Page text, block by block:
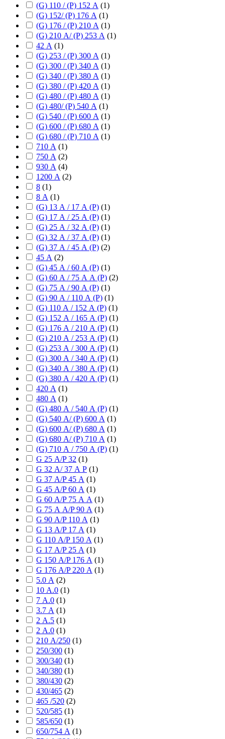
(G) 110 / (P) 152 А (1)
(G) 152/ (P) 176 А (1)
(G) 176 / (P) 210 А (1)
(G) 210 А/ (P) 253 А (1)
42 А (1)
(G) 253 / (P) 300 А (1)
(G) 300 / (P) 340 А (1)
(G) 340 / (P) 380 А (1)
(G) 380 / (P) 420 А (1)
(G) 480 / (P) 480 А (1)
(G) 480/ (P) 540 А (1)
(G) 540 / (P) 600 А (1)
(G) 600 / (P) 680 А (1)
(G) 680 / (P) 710 А (1)
710 А (1)
750 А (2)
930 А (4)
1200 А (2)
8 (1)
8 А (1)
(G) 13 А / 17 А (P) (1)
(G) 17 А / 25 А (P) (1)
(G) 25 А / 32 А (P) (1)
(G) 32 А / 37 А (P) (1)
(G) 37 А / 45 А (P) (2)
45 А (2)
(G) 45 А / 60 А (P) (1)
(G) 60 А / 75 А А (P) (2)
(G) 75 А / 90 А (P) (1)
(G) 90 А / 110 А (P) (1)
(G) 110 А / 152 А (P) (1)
(G) 152 А / 165 А (P) (1)
(G) 176 А / 210 А (P) (1)
(G) 210 А / 253 А (P) (1)
(G) 253 А / 300 А (P) (1)
(G) 300 А / 340 А (P) (1)
(G) 340 А / 380 А (P) (1)
(G) 380 А / 420 А (P) (1)
420 А (1)
480 А (1)
(G) 480 А / 540 А (P) (1)
(G) 540 А/ (P) 600 А (1)
(G) 600 А/ (P) 680 А (1)
(G) 680 А/ (P) 710 А (1)
(G) 710 А / 750 А (P) (1)
G 25 А/P 32 (1)
G 32 А/ 37 А P (1)
G 37 А/P 45 А (1)
G 45 А/P 60 А (1)
G 60 А/P 75 А А (1)
G 75 А А/P 90 А (1)
G 90 А/P 110 А (1)
G 13 А/P 17 А (1)
G 110 А/P 150 А (1)
G 17 А/P 25 А (1)
G 150 А/P 176 А (1)
G 176 А/P 220 А (1)
5.0 А (2)
10 А.0 (1)
7 А.0 (1)
3.7 А (1)
2 А.5 (1)
2 А.0 (1)
210 А/250 (1)
250/300 (1)
300/340 (1)
340/380 (1)
380/430 (2)
430/465 (2)
465 /520 (2)
520/585 (1)
585/650 (1)
650/754 А (1)